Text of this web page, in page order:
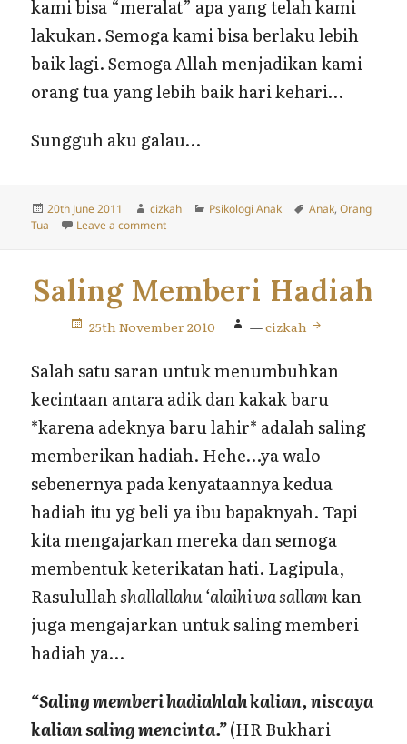
kami bisa “meralat” apa yang telah kami
lakukan. Semoga kami bisa berlaku lebih
baik lagi. Semoga Allah menjadikan kami
orang tua yang lebih baik hari kehari…
Sungguh aku galau…
Posted
on
20th June 2011 Author
cizkah Categories
Psikologi Anak Tags
Anak,Orang
Tua
Leave a commenton Kesalahan Orang Tua
Saling Memberi Hadiah
25th November 2010 —cizkah
Salah satu saran untuk menumbuhkan
kecintaan antara adik dan kakak baru
*karena adeknya baru lahir* adalah saling
memberikan hadiah. Hehe…ya walo
sebenernya pada kenyataannya kedua
hadiah itu yg beli ya ibu bapaknyah. Tapi
kita mengajarkan mereka dan semoga
membentuk keterikatan hati. Lagipula,
Rasulullahshallallahu ‘alaihi wa sallamkan
juga mengajarkan untuk saling memberi
hadiah ya…
“Saling memberi hadiahlah kalian, niscaya
kalian saling mencinta.”(HR Bukhari